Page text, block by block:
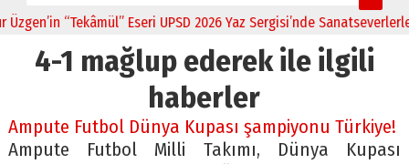
“Tekâmül” Eseri UPSD 2026 Yaz Sergisi’nde Sanatseverlerle
4-1 mağlup ederek ile ilgili
haberler
Ampute Futbol Dünya Kupası şampiyonu Türkiye!
Ampute Futbol Milli Takımı, Dünya Kupası